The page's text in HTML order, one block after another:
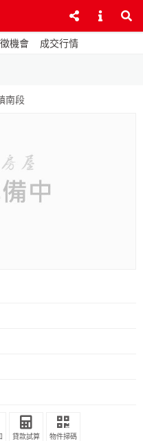
機會 成交行情
南段
貸款試算 物件掃碼